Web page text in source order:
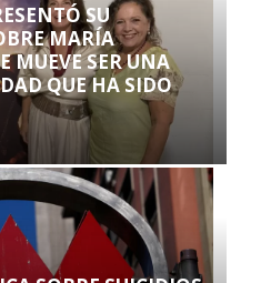
SU
MARÍA
MUEVE SER UNA
QUE HA SIDO